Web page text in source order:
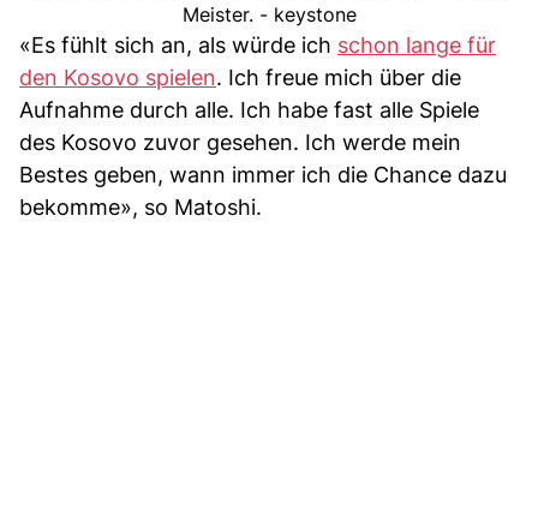
Meister. - keystone
«Es fühlt sich an, als würde ich schon lange für
den Kosovo spielen. Ich freue mich über die
Aufnahme durch alle. Ich habe fast alle Spiele
des Kosovo zuvor gesehen. Ich werde mein
Bestes geben, wann immer ich die Chance dazu
bekomme», so Matoshi.